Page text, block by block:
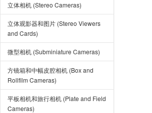
立体相机 (Stereo Cameras)
立体观影器和图片 (Stereo Viewers
and Cards)
微型相机 (Subminiature Cameras)
方镜箱和中幅皮腔相机 (Box and
Rollfilm Cameras)
平板相机和旅行相机 (Plate and Field
Cameras)